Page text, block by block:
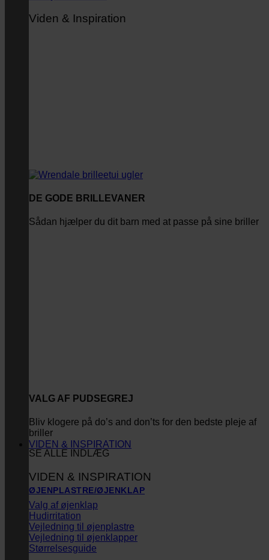
Viden & Inspiration
DE GODE BRILLEVANER
Sådan hjælper du dit barn med at passe på sine briller
VALG AF PUDSEGREJ
Bliv klogere på do’s and don’ts for den bedste pleje af
briller
SE ALLE INDLÆG
VIDEN & INSPIRATION
VIDEN & INSPIRATION
ØJENPLASTRE/ØJENKLAP
Valg af øjenklap
Hudirritation
Vejledning til øjenplastre
Vejledning til øjenklapper
Størrelsesguide